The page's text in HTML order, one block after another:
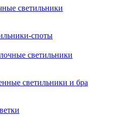
светильники
споты
светильники
светильники и бра